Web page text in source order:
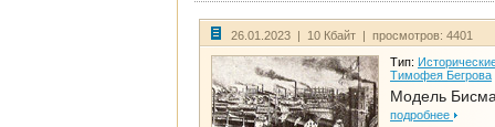
26.01.2023 | 10 Кбайт | просмотров: 4401
Тип:
Тимофея Бегрова
Модель
подробнее